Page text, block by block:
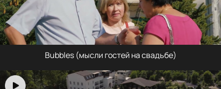
Bubbles (мысли гостей на свадьбе)